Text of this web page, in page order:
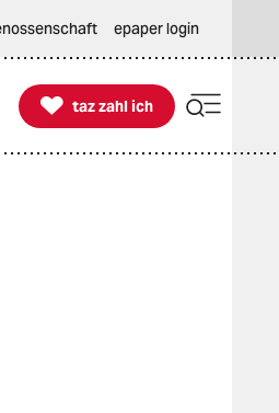
epaper login

taz zahl ich
taz zahl ich